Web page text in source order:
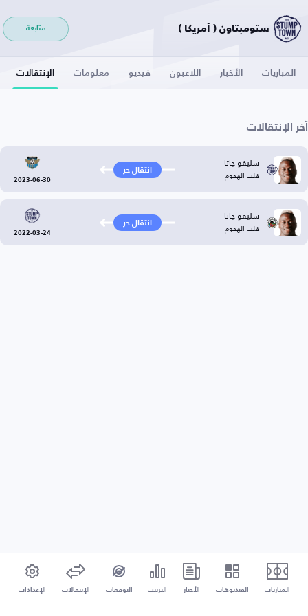
ستومبتاون ( أمريكا ) متابعة
المباريات الأخبار اللاعبون فيديو معلومات الإنتقالات
آخر الإنتقالات
سليفو جاتا
قلب الهجوم انتقال حر
2023-06-30
سليفو جاتا
قلب الهجوم انتقال حر
2022-03-24
المباريات الفيديوهات الأخبار الترتيب التوقعات الإنتقالات الإعدادات